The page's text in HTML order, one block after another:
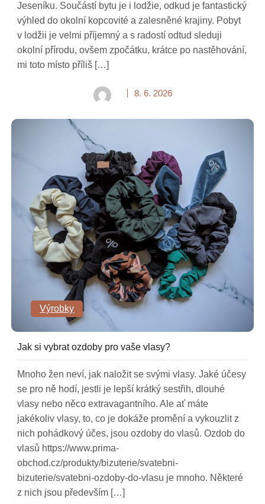
Jeseníku. Součástí bytu je i lodžie, odkud je fantastický
výhled do okolní kopcovité a zalesněné krajiny. Pobyt
v lodžii je velmi příjemný a s radostí odtud sleduji
okolní přírodu, ovšem zpočátku, krátce po nastěhování,
mi toto místo příliš […]
8. 6. 2026
Výrobky
Jak si vybrat ozdoby pro vaše vlasy?
Mnoho žen neví, jak naložit se svými vlasy. Jaké účesy
se pro ně hodí, jestli je lepší krátký sestřih, dlouhé
vlasy nebo něco extravagantního. Ale ať máte
jakékoliv vlasy, to, co je dokáže promění a vykouzlit z
nich pohádkový účes, jsou ozdoby do vlasů. Ozdob do
vlasů https://www.prima-
obchod.cz/produkty/bizuterie/svatebni-
bizuterie/svatebni-ozdoby-do-vlasu je mnoho. Některé
z nich jsou především […]